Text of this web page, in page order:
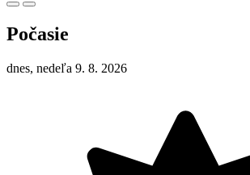
Počasie
dnes, nedeľa 9. 8. 2026